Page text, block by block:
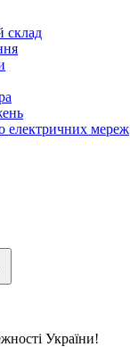
склад
електричних мереж
України!